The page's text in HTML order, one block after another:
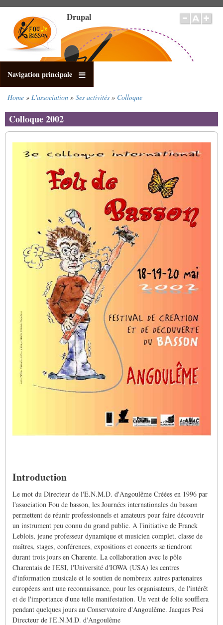
main
content
Drupal
Navigation principale
Home L'association Ses activités Colloque
Colloque 2002
Introduction
Le mot du Directeur de l'E.N.M.D. d'Angoulême Créées en 1996 par
l'association Fou de basson, les Journées internationales du basson
permettent de réunir professionnels et amateurs pour faire découvrir
un instrument peu connu du grand public. A l'initiative de Franck
Leblois, jeune professeur dynamique et musicien complet, classe de
maîtres, stages, conférences, expositions et concerts se tiendront
durant trois jours en Charente. La collaboration avec le pôle
Charentais de l'ESI, l'Université d'IOWA (USA) les centres
d'information musicale et le soutien de nombreux autres partenaires
européens sont une reconnaissance, pour les organisateurs, de l'intérêt
et de l'importance d'une telle manifestation. Un vent de folie soufflera
pendant quelques jours au Conservatoire d'Angoulême. Jacques Pesi
Directeur de l'E.N.M.D. d'Angoulême